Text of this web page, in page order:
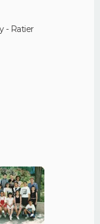
- Ratier